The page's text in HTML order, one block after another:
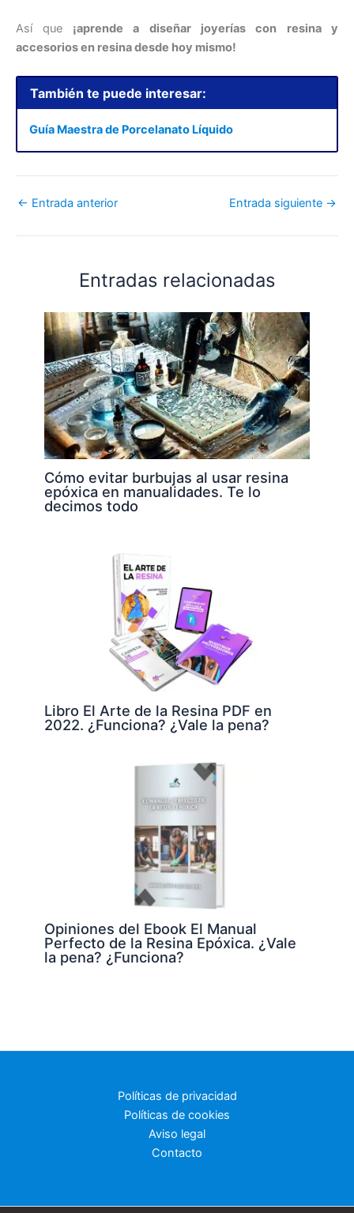
Así que ¡aprende a diseñar joyerías con resina y
accesorios en resina desde hoy mismo!
También te puede interesar:
Guía Maestra de Porcelanato Líquido
← Entrada anterior Entrada siguiente →
Entradas relacionadas
Cómo evitar burbujas al usar resina
epóxica en manualidades. Te lo
decimos todo
Libro El Arte de la Resina PDF en
2022. ¿Funciona? ¿Vale la pena?
Opiniones del Ebook El Manual
Perfecto de la Resina Epóxica. ¿Vale
la pena? ¿Funciona?
Políticas de privacidad
Políticas de cookies
Aviso legal
Contacto